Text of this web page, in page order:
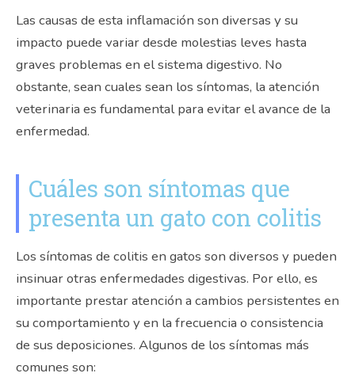
Las causas de esta inflamación son diversas y su
impacto puede variar desde molestias leves hasta
graves problemas en el sistema digestivo. No
obstante, sean cuales sean los síntomas, la atención
veterinaria es fundamental para evitar el avance de la
enfermedad.
Cuáles son síntomas que
presenta un gato con colitis
Los síntomas de colitis en gatos son diversos y pueden
insinuar otras enfermedades digestivas. Por ello, es
importante prestar atención a cambios persistentes en
su comportamiento y en la frecuencia o consistencia
de sus deposiciones. Algunos de los síntomas más
comunes son: